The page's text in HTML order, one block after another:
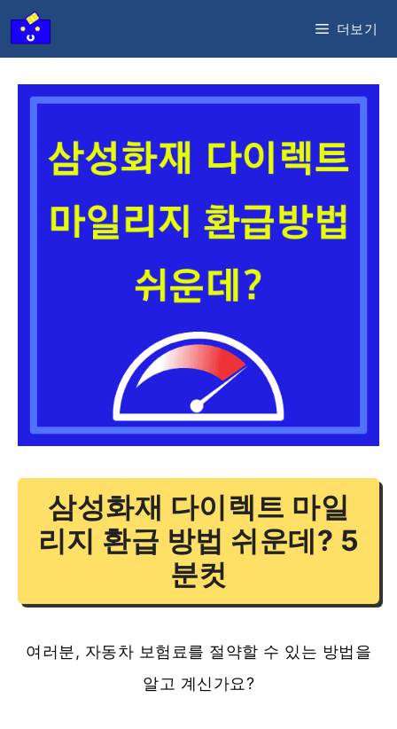
텐
더보기
삼성화재 다이렉트 마일
리지 환급 방법 쉬운데? 5
분컷
여러분, 자동차 보험료를 절약할 수 있는 방법을
알고 계신가요?